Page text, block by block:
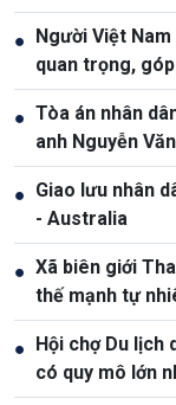
● Người Việt
quan trọng,
quốc gia
● Tòa án nhân
anh Nguyễn
● Giao lưu nhân
- Australia
● Xã biên giới
thế mạnh tự
● Hội chợ Du lịch
có quy mô lớn